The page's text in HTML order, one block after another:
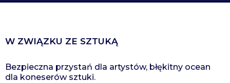
W ZWIĄZKU ZE SZTUKĄ
Bezpieczna przystań dla artystów, błękitny ocean
dla koneserów sztuki.